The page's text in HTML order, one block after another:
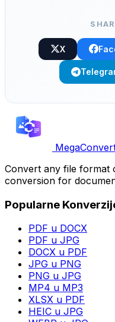
X
Convert any file format
conversion for
Popularne
PDF u DOCX
PDF u JPG
DOCX u PDF
JPG u PNG
PNG u JPG
MP4 u MP3
XLSX u PDF
HEIC u JPG